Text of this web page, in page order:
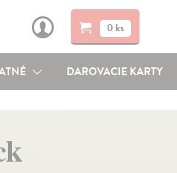
0 ks
DAROVACIE KARTY